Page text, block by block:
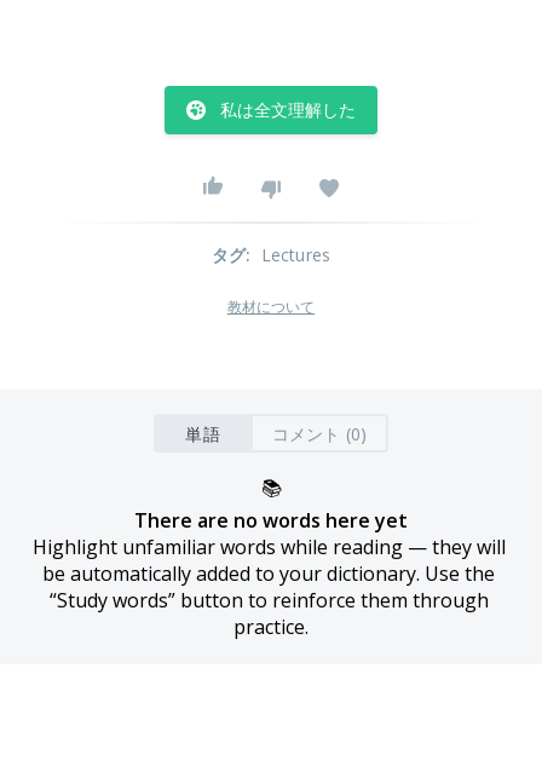
私は全文理解した
タグ: Lectures
教材について
単語 コメント (0)
📚
There are no words here yet
Highlight unfamiliar words while reading — they will
be automatically added to your dictionary. Use the
“Study words” button to reinforce them through
practice.